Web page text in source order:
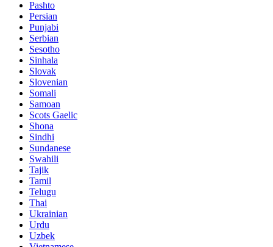
Pashto
Persian
Punjabi
Serbian
Sesotho
Sinhala
Slovak
Slovenian
Somali
Samoan
Scots Gaelic
Shona
Sindhi
Sundanese
Swahili
Tajik
Tamil
Telugu
Thai
Ukrainian
Urdu
Uzbek